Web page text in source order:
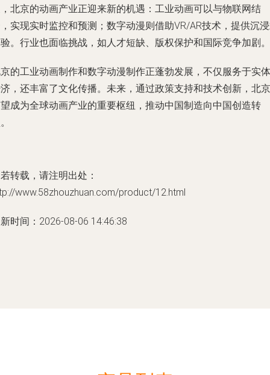
北京的动画产业正迎来新的机遇：工业动画可以与物联网结
实现实时监控和预测；数字动漫则借助VR/AR技术，提供沉
。行业也面临挑战，如人才短缺、版权保护和国际竞争加剧。
的工业动画制作和数字动漫制作正蓬勃发展，不仅服务于实体
，还丰富了文化传播。未来，通过政策支持和技术创新，北京
成为全球动画产业的重要枢纽，推动中国制造向中国创造转
转载，请注明出处：
www.58zhouzhuan.com/product/12.html
时间：2026-08-06 14:46:38